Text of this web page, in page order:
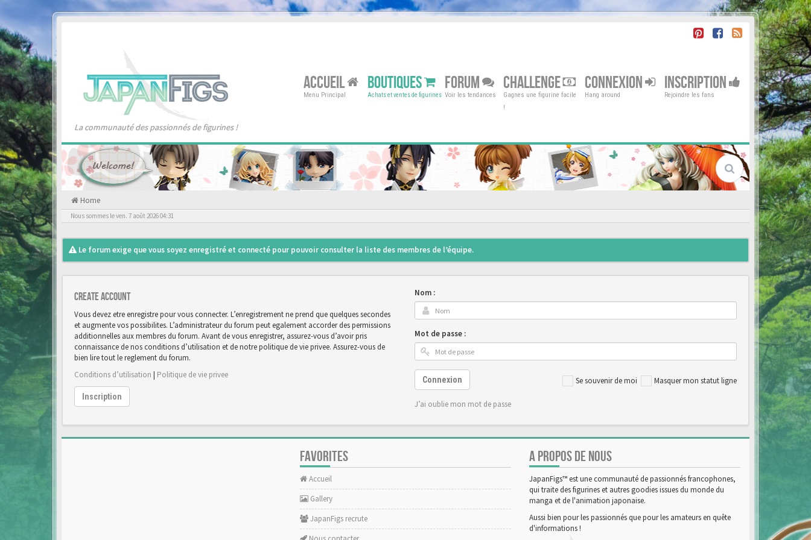
La communauté des passionnés de figurines !
ACCUEIL
Menu Principal
BOUTIQUES
Achats et ventes de figurines
FORUM
Voir les tendances
CHALLENGE
Gagnes une figurine facile
!
CONNEXION
Hang around
INSCRIPTION
Rejoindre les fans
Home
Nous sommes le ven. 7 août 2026 04:31
Le forum exige que vous soyez enregistré et connecté pour pouvoir consulter la liste des membres de l’équipe.
Create account
Vous devez etre enregistre pour vous connecter. L’enregistrement ne prend que quelques secondes
et augmente vos possibilites. L’administrateur du forum peut egalement accorder des permissions
additionnelles aux membres du forum. Avant de vous enregistrer, assurez-vous d’avoir pris
connaissance de nos conditions d’utilisation et de notre politique de vie privee. Assurez-vous de
bien lire tout le reglement du forum.
Conditions d’utilisation | Politique de vie privee
Inscription
Nom :
Mot de passe :
Se souvenir de moi Masquer mon statut ligne
Connexion
J’ai oublie mon mot de passe
FAVORITES
Accueil
Gallery
JapanFigs recrute
A PROPOS DE NOUS
JapanFigs™ est une communauté de passionnés francophones,
qui traite des figurines et autres goodies issues du monde du
manga et de l'animation japonaise.
Aussi bien pour les passionnés que pour les amateurs en quête
d'informations !